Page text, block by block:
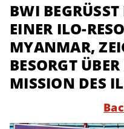
BWI
EINER ILO-
MYANMAR,
BESORGT
MISSION DES